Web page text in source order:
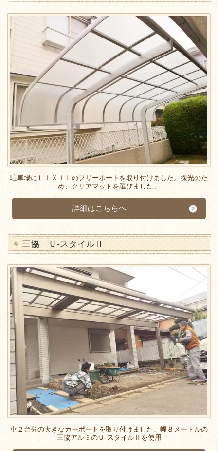
駐車場にＬＩＸＩＬのフリーポートを取り付けました。採光のた
め、クリアマットを選びました。
詳細はこちらへ
三協 Ｕ-スタイルⅡ
車２台分の大きなカーポートを取り付けました。幅８メートルの
三協アルミのＵ-スタイルⅡを使用